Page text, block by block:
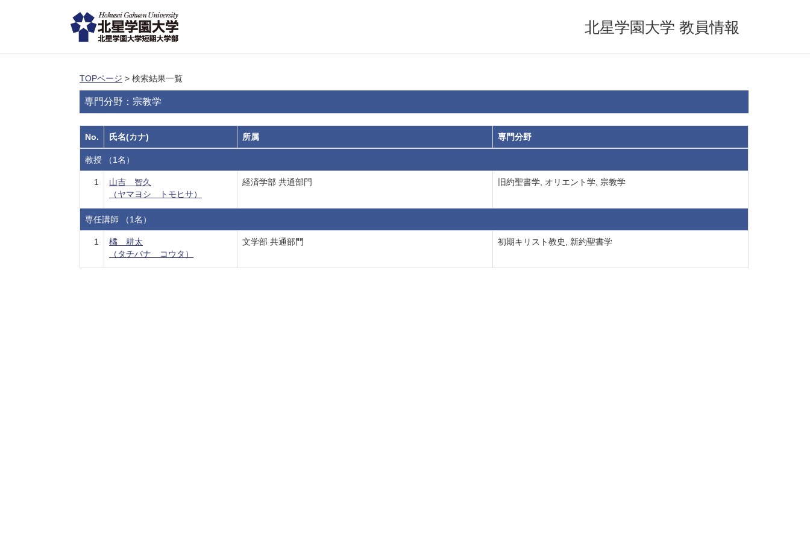
北星学園大学 教員情報
TOPページ > 検索結果一覧
専門分野：宗教学
No. 氏名(カナ) 所属 専門分野
教授 （1名）
1
山吉 智久
（ヤマヨシ トモヒサ）
経済学部 共通部門 旧約聖書学, オリエント学, 宗教学
専任講師 （1名）
1
橘 耕太
（タチバナ コウタ）
文学部 共通部門 初期キリスト教史, 新約聖書学